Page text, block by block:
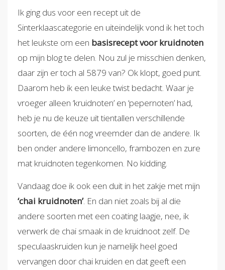
Ik ging dus voor een recept uit de
Sinterklaascategorie en uiteindelijk vond ik het toch
het leukste om een basisrecept voor kruidnoten
op mijn blog te delen. Nou zul je misschien denken,
daar zijn er toch al 5879 van? Ok klopt, goed punt.
Daarom heb ik een leuke twist bedacht. Waar je
vroeger alleen ‘kruidnoten’ en ‘pepernoten’ had,
heb je nu de keuze uit tientallen verschillende
soorten, de één nog vreemder dan de andere. Ik
ben onder andere limoncello, frambozen en zure
mat kruidnoten tegenkomen. No kidding.
Vandaag doe ik ook een duit in het zakje met mijn
‘chai kruidnoten’. En dan niet zoals bij al die
andere soorten met een coating laagje, nee, ik
verwerk de chai smaak in de kruidnoot zelf. De
speculaaskruiden kun je namelijk heel goed
vervangen door chai kruiden en dat geeft een